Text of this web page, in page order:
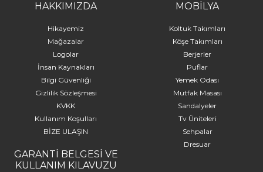
HAKKIMIZDA
Hikayemiz
Mağazalar
Logolar
İnsan Kaynakları
Bilgi Güvenliği
Gizlilik Sözleşmesi
KVKK
Kullanım Koşulları
BİZE ULAŞIN
GARANTİ BELGESİ VE
KULLANIM KILAVUZU
MOBİLYA
Koltuk Takımları
Köşe Takımları
Berjerler
Puflar
Yemek Odası
Mutfak Masası
Sandalyeler
Tv Üniteleri
Sehpalar
Dresuar